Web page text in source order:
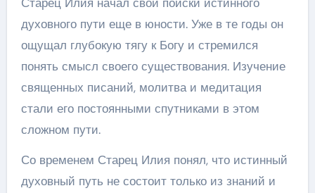
духовного пути еще в юности. Уже в те годы он
ощущал глубокую тягу к Богу и стремился
понять смысл своего существования. Изучение
священных писаний, молитва и медитация
стали его постоянными спутниками в этом
сложном пути.
Со временем Старец Илия понял, что истинный
духовный путь не состоит только из знаний и